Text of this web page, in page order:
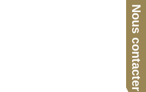
Nous contacter